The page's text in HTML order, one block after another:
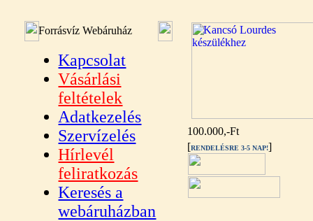
Forrásvíz Webáruház
Kapcsolat
Vásárlási
feltételek
Adatkezelés
Szervízelés
Hírlevél
feliratkozás
Keresés a
webáruházban
100.000,-Ft
[RENDELÉSRE 3-5 NAP!]